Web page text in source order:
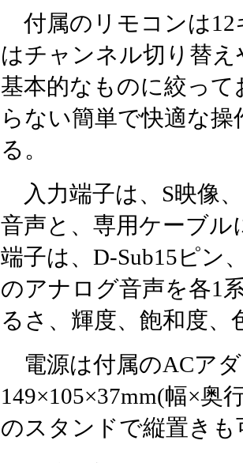
付属のリモコンは12
はチャンネル切り替え
基本的なものに絞っ
らない簡単で快適な
る。
入力端子は、S映像
音声と、専用ケーブル
端子は、D-Sub15ピン
のアナログ音声を各1
るさ、輝度、飽和度
電源は付属のACア
149×105×37mm(幅×奥
のスタンドで縦置き